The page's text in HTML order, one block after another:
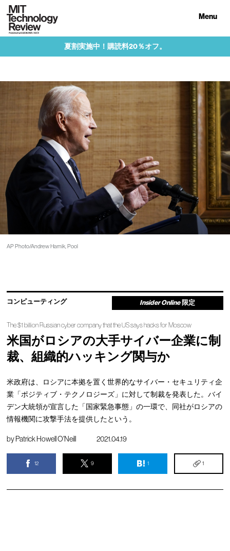
Menu
夏割実施中！購読料20％オフ。
AP Photo/Andrew Harnik, Pool
コンピューティング Insider Online 限定
The $1 billion Russian cyber company that the US says hacks for Moscow
米国がロシアの大手サイバー企業に制
裁、組織的ハッキング関与か
米政府は、ロシアに本拠を置く世界的なサイバー・セキュリティ企
業「ポジティブ・テクノロジーズ」に対して制裁を発表した。バイ
デン大統領が宣言した「国家緊急事態」の一環で、同社がロシアの
情報機関に攻撃手法を提供したという。
byPatrick Howell O'Neill 2021.04.19
12 9 1 1